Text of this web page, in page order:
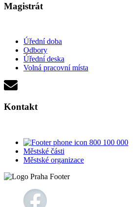
Magistrát
Úřední doba
Odbory
Úřední deska
Volná pracovní místa
Kontakt
800 100 000
Městské části
Městské organizace